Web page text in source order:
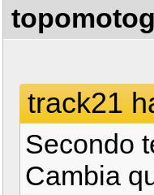
track21
Secondo
Cambia